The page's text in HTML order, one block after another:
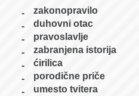
zakonopravilo
duhovni otac
pravoslavlje
zabranjena istorija
ćirilica
porodične priče
umesto tvitera